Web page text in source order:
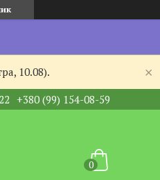
10.08).
+380 (99) 154-08-59